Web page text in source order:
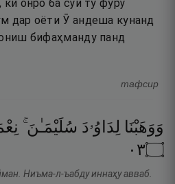
онро ба сӯи ту фурӯ
дар оёти Ӯ андеша кунанд
бифаҳманду панд
тафсир
وَوَهَبْنَا لِدَاوُۥدَ سُلَيْمَـٰنَ ۚ
۝٣٠
Ниъма-л-ъабду иннаҳу авваб.